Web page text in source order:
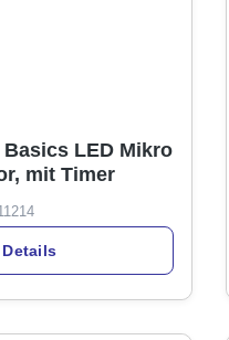
LED Mikro
mit Timer
Details